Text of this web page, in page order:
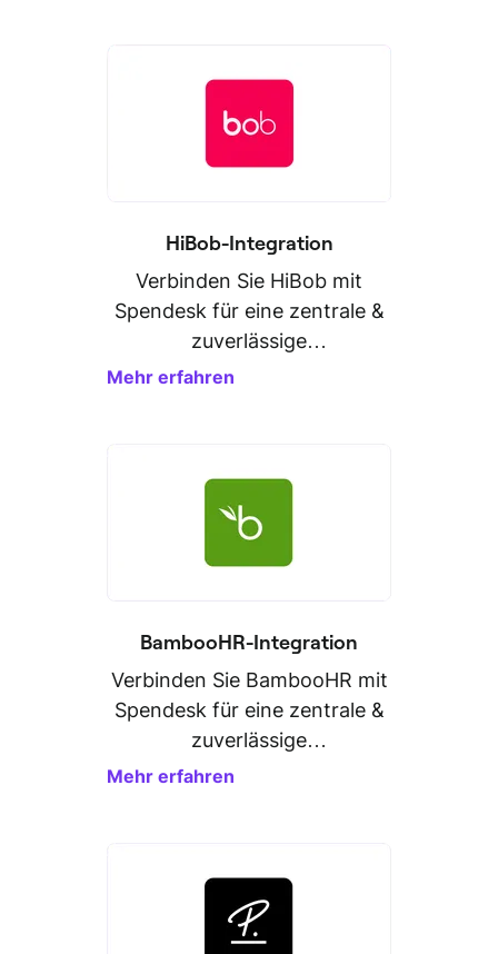
HiBob-Integration
Verbinden Sie HiBob mit
Spendesk für eine zentrale &
zuverlässige
Personaldatenverwaltung.
Mehr erfahren
BambooHR-Integration
Verbinden Sie BambooHR mit
Spendesk für eine zentrale &
zuverlässige
Personaldatenverwaltung.
Mehr erfahren